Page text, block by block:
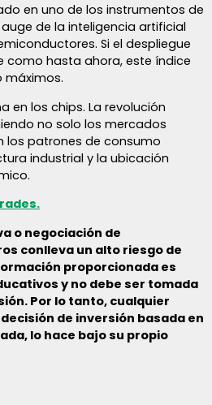
en uno de los instrumentos de
de la inteligencia artificial
Si el despliegue
como hasta ahora, este índice
máximos.
en los chips. La revolución
no solo los mercados
los patrones de consumo
industrial y la ubicación
o negociación de
conlleva un alto riesgo de
proporcionada es
y no debe ser tomada
Por lo tanto, cualquier
de inversión basada en
lo hace bajo su propio